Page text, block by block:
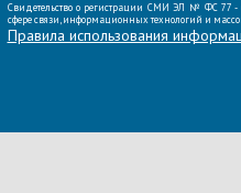
Свидетельство о регистрации СМИ ЭЛ № ФС 77
сфере связи, информационных технологий и
Правила использования